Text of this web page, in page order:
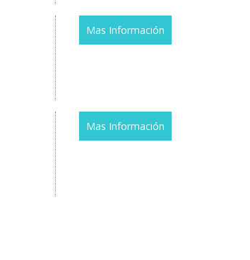
Mas Información
Mas Información